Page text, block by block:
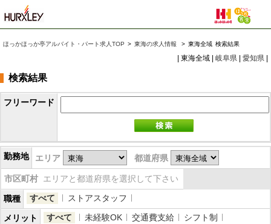
ほっかほっか亭アルバイト・パート求人TOP > 東海の求人情報 > 東海全域 検索結果
| 東海全域 | 岐阜県 愛知県
検索結果
フリーワード
勤務地 エリア 都道府県
市区町村 エリアと都道府県を選択して下さい
職種 すべて ストアスタッフ
メリット すべて 未経験OK 交通費支給
シフト制